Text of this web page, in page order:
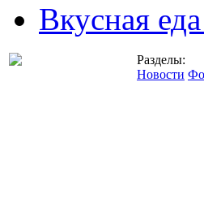
Вкусная
Разделы:
Новости